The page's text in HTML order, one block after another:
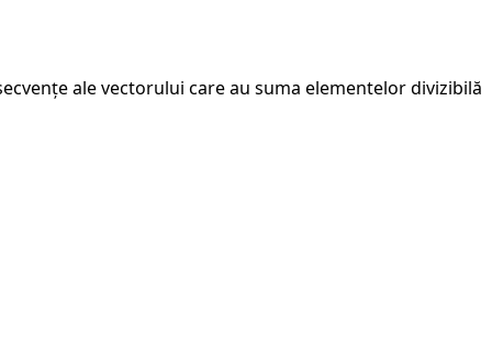
ale vectorului care au suma elementelor divizibilă